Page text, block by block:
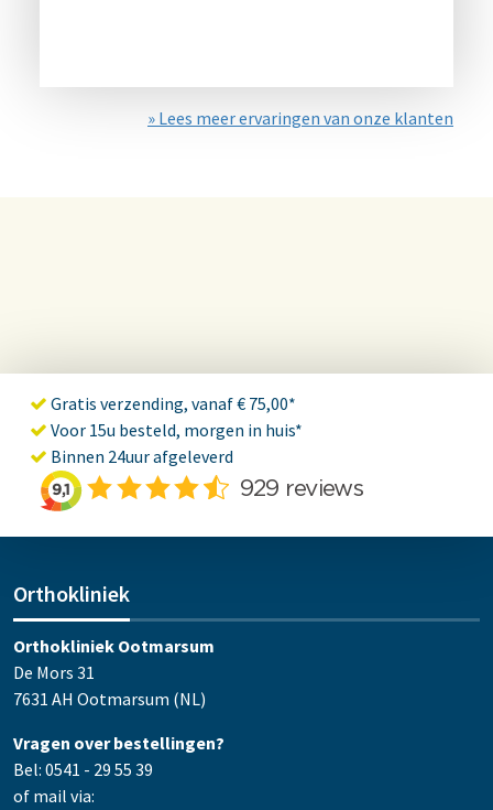
» Lees meer ervaringen van onze klanten
Gratis verzending, vanaf € 75,00*
Voor 15u besteld, morgen in huis*
Binnen 24uur afgeleverd
Orthokliniek
Orthokliniek Ootmarsum
De Mors 31
7631 AH Ootmarsum (NL)
Vragen over bestellingen?
Bel: 0541 - 29 55 39
of mail via: